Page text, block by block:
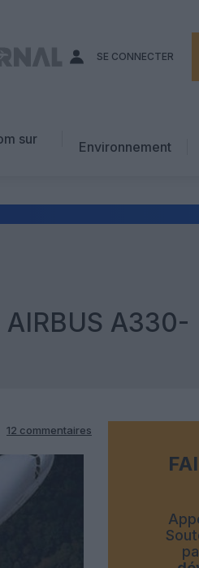
SE CONNECTER
sur
Environnement
AIRBUS A330-
12 commentaires